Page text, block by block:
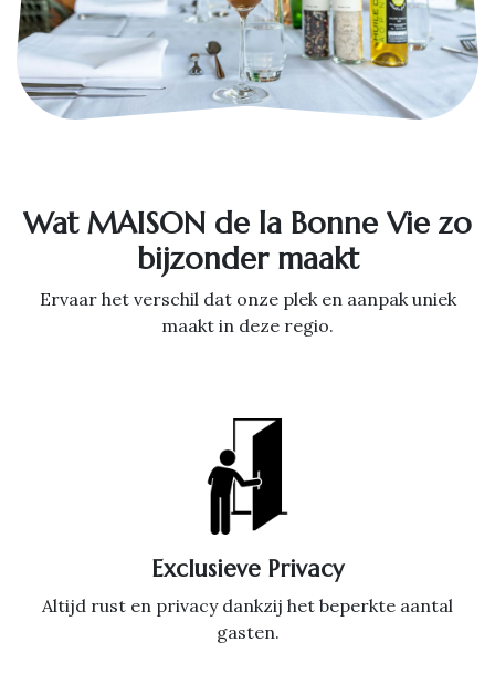
Wat MAISON de la Bonne Vie zo
bijzonder maakt
Ervaar het verschil dat onze plek en aanpak uniek
maakt in deze regio.
Exclusieve Privacy
Altijd rust en privacy dankzij het beperkte aantal
gasten.